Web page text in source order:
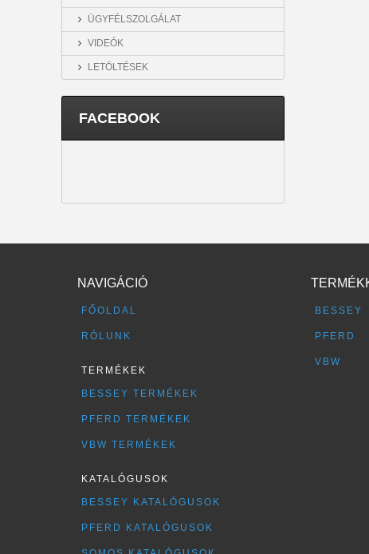
ÜGYFÉLSZOLGÁLAT
VIDEÓK
LETÖLTÉSEK
FACEBOOK
NAVIGÁCIÓ
FŐOLDAL
RÓLUNK
TERMÉKEK
BESSEY TERMÉKEK
PFERD TERMÉKEK
VBW TERMÉKEK
KATALÓGUSOK
BESSEY KATALÓGUSOK
PFERD KATALÓGUSOK
BESSEY
PFERD
VBW